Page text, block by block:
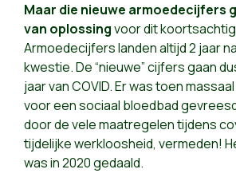
Maar die nieuwe armoedecijfers
van oplossingvoor dit
Armoedecijfers landen altijd 2 jaar
kwestie. De “nieuwe” cijfers gaan
jaar van COVID. Er was toen
voor een sociaal bloedbad
door de vele maatregelen tijdens
tijdelijke werkloosheid, vermeden!
was in 2020 gedaald.